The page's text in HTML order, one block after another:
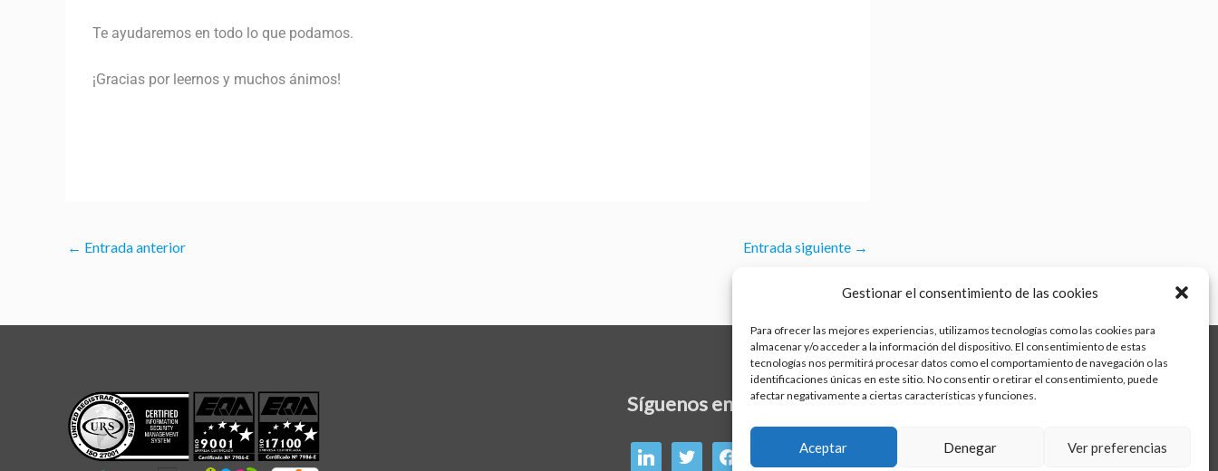
Gestionar el consentimiento de las cookies
Para ofrecer las mejores experiencias, utilizamos tecnologías como las cookies para
almacenar y/o acceder a la información del dispositivo. El consentimiento de estas
tecnologías nos permitirá procesar datos como el comportamiento de navegación o las
identificaciones únicas en este sitio. No consentir o retirar el consentimiento, puede
afectar negativamente a ciertas características y funciones.
Aceptar Denegar Ver preferencias
Te ayudaremos en todo lo que podamos.
¡Gracias por leernos y muchos ánimos!
← Entrada anterior Entrada siguiente →
Síguenos en:
linkedintwitterfacebook
Aviso legal
Política de cookies